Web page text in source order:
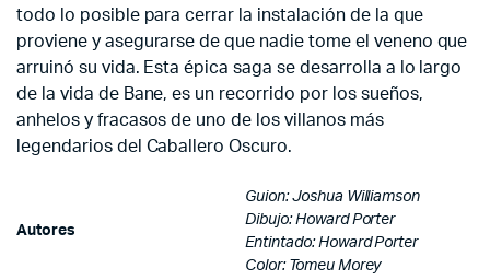
todo lo posible para cerrar la instalación de la que
proviene y asegurarse de que nadie tome el veneno que
arruinó su vida. Esta épica saga se desarrolla a lo largo
de la vida de Bane, es un recorrido por los sueños,
anhelos y fracasos de uno de los villanos más
legendarios del Caballero Oscuro.
Autores
Guion: Joshua Williamson
Dibujo: Howard Porter
Entintado: Howard Porter
Color: Tomeu Morey